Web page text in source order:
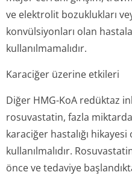
ve elektrolit bozuklukları
konvülsiyonları olan
kullanılmamalıdır.
Karaciğer üzerine etkileri
Diğer HMG-KoA redüktaz
rosuvastatin, fazla
karaciğer hastalığı
kullanılmalıdır.
önce ve tedaviye